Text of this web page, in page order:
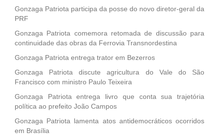
Gonzaga Patriota participa da posse do novo diretor-geral da
PRF
Gonzaga Patriota comemora retomada de discussão para
continuidade das obras da Ferrovia Transnordestina
Gonzaga Patriota entrega trator em Bezerros
Gonzaga Patriota discute agricultura do Vale do São
Francisco com ministro Paulo Teixeira
Gonzaga Patriota entrega livro que conta sua trajetória
política ao prefeito João Campos
Gonzaga Patriota lamenta atos antidemocráticos ocorridos
em Brasília